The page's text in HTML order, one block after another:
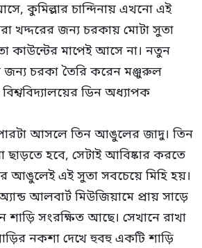
কুমিল্লার চান্দিনায় এখনো এই
খদ্দরের জন্য চরকায় মোটা সুতা
কাউন্টের মাপেই আসে না। নতুন
জন্য চরকা তৈরি করেন মঞ্জুরুল
ডিন অধ্যাপক
আসলে তিন আঙুলের জাদু। তিন
হবে, সেটাই আবিষ্কার করতে
আঙুলেই এই সুতা সবচেয়ে মিহি হয়।
আলবার্ট মিউজিয়ামে প্রায় সাড়ে
শাড়ি সংরক্ষিত আছে। সেখানে রাখা
নকশা দেখে হুবহু একটি শাড়ি